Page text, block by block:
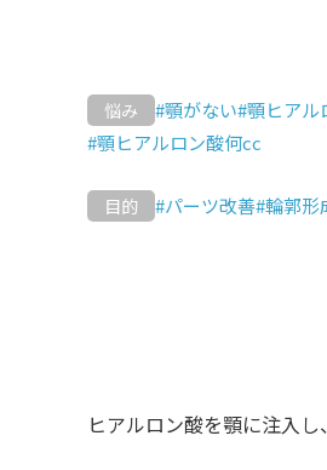
悩み #顎がない#顎ヒアル
#顎ヒアルロン酸何cc
目的 #パーツ改善#輪郭形
ヒアルロン酸を顎に注入